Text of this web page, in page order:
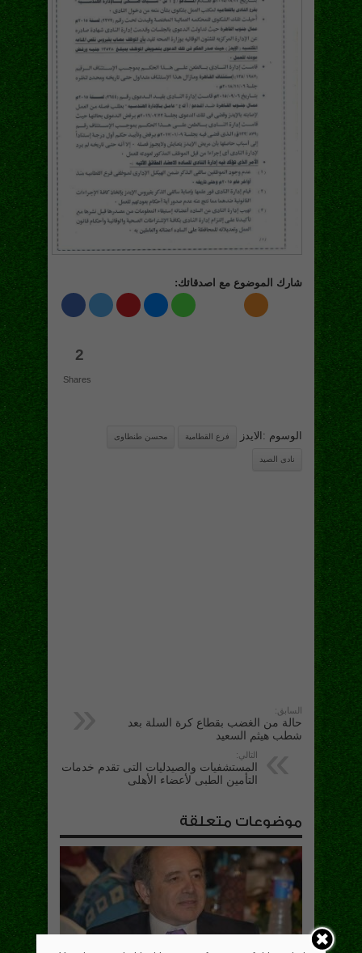
شارك الموضوع مع اصدقائك:
2
Shares
الوسوم :الايدز فرع القطامية محسن طنطاوى
نادى الصيد
السابق:
حالة من الغضب بقطاع كرة السلة بعد
شطب هيثم السعيد
التالي:
المستشفيات والصيدليات التى تقدم خدمات
التأمين الطبى لأعضاء الأهلى
موضوعات متعلقة